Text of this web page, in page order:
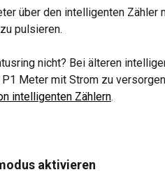
über den intelligenten
pulsieren.
nicht? Bei älteren
P1 Meter mit Strom zu
intelligenten Zählern.
aktivieren